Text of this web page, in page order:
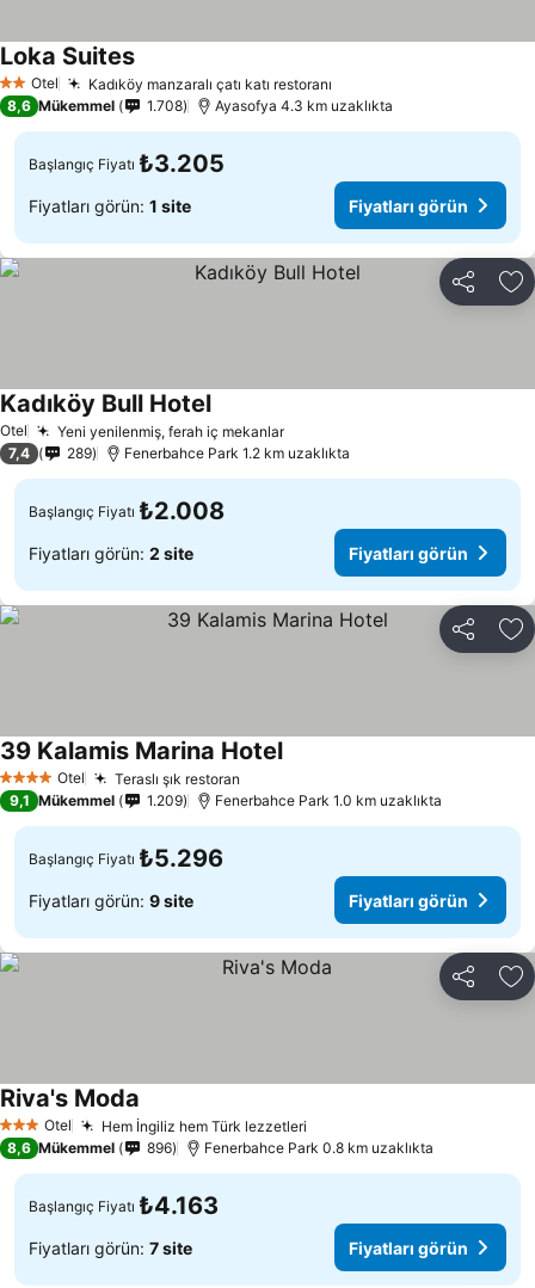
2 Yıldız
Otel Kadıköy manzaralı çatı katı restoranı
Loka Suites
8,6 Mükemmel 1.708 Ayasofya 4.3 km uzaklıkta
Başlangıç Fiyatı ₺3.205
Fiyatları görün: 1 site Fiyatları görün
Paylaş
Otel Yeni yenilenmiş, ferah iç mekanlar
Kadıköy Bull Hotel
7,4 289 Fenerbahce Park 1.2 km uzaklıkta
Başlangıç Fiyatı ₺2.008
Fiyatları görün: 2 site Fiyatları görün
Paylaş
4 Yıldız Otel Teraslı şık restoran
39 Kalamis Marina Hotel
9,1 Mükemmel 1.209 Fenerbahce Park 1.0 km uzaklıkta
Başlangıç Fiyatı ₺5.296
Fiyatları görün: 9 site Fiyatları görün
Paylaş
3 YıldızOtel Hem İngiliz hem Türk lezzetleri
Riva's Moda
8,6 Mükemmel 896 Fenerbahce Park 0.8 km uzaklıkta
Başlangıç Fiyatı ₺4.163
Fiyatları görün: 7 site Fiyatları görün